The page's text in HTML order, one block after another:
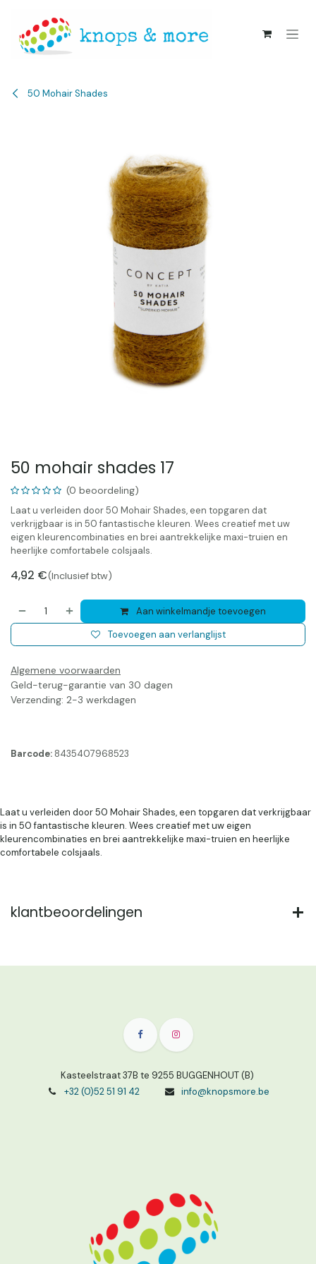
50 Mohair Shades
50 mohair shades 17
(0 beoordeling)
Laat u verleiden door 50 Mohair Shades, een topgaren dat
verkrijgbaar is in 50 fantastische kleuren. Wees creatief met uw
eigen kleurencombinaties en brei aantrekkelijke maxi-truien en
heerlijke comfortabele colsjaals.
4,92 €(Inclusief btw)
Aan winkelmandje toevoegen
Toevoegen aan verlanglijst
Algemene voorwaarden
Geld-terug-garantie van 30 dagen
Verzending: 2-3 werkdagen
Barcode: 8435407968523
Laat u verleiden door 50 Mohair Shades, een topgaren dat verkrijgbaar
is in 50 fantastische kleuren. Wees creatief met uw eigen
kleurencombinaties en brei aantrekkelijke maxi-truien en heerlijke
comfortabele colsjaals.
klantbeoordelingen
Kasteelstraat 37B te 9255 BUGGENHOUT (B)
+32 (0)52 51 91 42
info@knopsmore.be